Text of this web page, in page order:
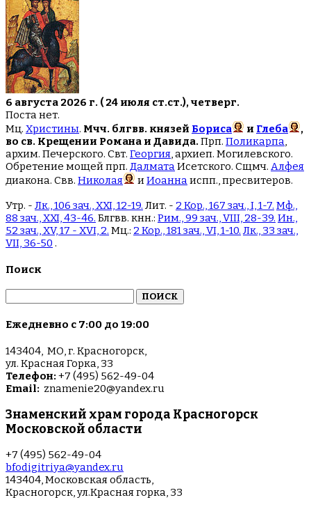
6 августа 2026 г. ( 24 июля ст.ст.), четверг.
Поста нет.
Мц. Христины. Мчч. блгвв. князей Бориса и Глеба
,
во св. Крещении Романа и Давида. Прп. Поликарпа
архим. Печерского. Свт. Георгия , архиеп. Могилевского.
Обретение мощей прп. Далмата Исетского. Сщмч. Алфея
диакона. Свв. Николая иИоанна испп., пресвитеров.
Утр. - Лк., 106 зач., XXI, 12-19. Лит. - 2 Кор., 167 зач., I, 1-7. Мф.,
88 зач., XXI, 43-46. Блгвв. кнн.: Рим., 99 зач., VIII, 28-39. Ин.,
52 зач., XV, 17 - XVI, 2. Мц.: 2 Кор., 181 зач., VI, 1-10. Лк., 33 зач.,
VII, 36-50 .
Поиск
Ежедневно с 7:00 до 19:00
143404, МО, г. Красногорск,
ул. Красная Горка, 33
Телефон: +7 (495) 562-49-04
Email: znamenie20@yandex.ru
Знаменский храм города Красногорск
Московской области
+7 (495) 562-49-04
bfodigitriya@yandex.ru
143404, Московская область,
Красногорск, ул.Красная горка, 33